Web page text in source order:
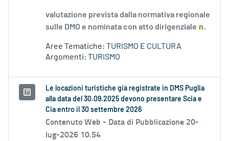
valutazione prevista dalla normativa regionale
sulle DMO e nominata con atto dirigenziale n.
Aree Tematiche: TURISMO E CULTURA
Argomenti: TURISMO
Le locazioni turistiche già registrate in DMS Puglia
alla data del 30.09.2025 devono presentare Scia e
Cia entro il 30 settembre 2026
Contenuto Web - Data di Pubblicazione 20-
lug-2026 10.54